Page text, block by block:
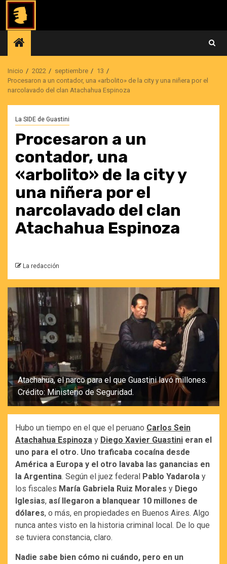
Saltar
contenido
Inicio 2022 septiembre
13
Procesaron a un contador, una «arbolito» de la city y una niñera por el
narcolavado del clan Atachahua Espinoza
La SIDE de Guastini
Procesaron a un
contador, una
«arbolito» de la city y
una niñera por el
narcolavado del clan
Atachahua Espinoza
La redacción
Atachahua, el narco para el que Guastini lavó millones.
Crédito: Ministerio de Seguridad.
Hubo un tiempo en el que el peruano Carlos Sein
Atachahua Espinoza y Diego Xavier Guastini eran el
uno para el otro. Uno traficaba cocaína desde
América a Europa y el otro lavaba las ganancias en
la Argentina. Según el juez federal Pablo Yadarola y
los fiscales María Gabriela Ruiz Morales y Diego
Iglesias, así llegaron a blanquear 10 millones de
dólares, o más, en propiedades en Buenos Aires. Algo
nunca antes visto en la historia criminal local. De lo que
se tuviera constancia, claro.
Nadie sabe bien cómo ni cuándo, pero en un